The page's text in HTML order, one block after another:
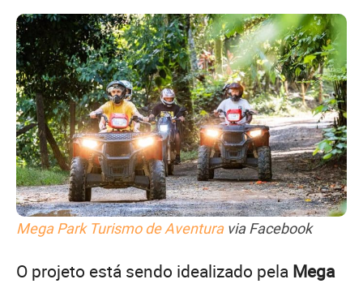
Mega Park Turismo de Aventuravia Facebook
O projeto está sendo idealizado pela Mega